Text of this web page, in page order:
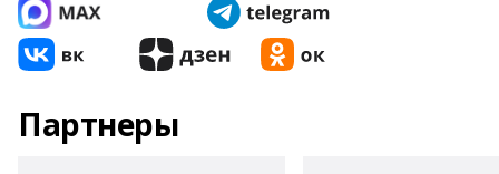
Партнеры